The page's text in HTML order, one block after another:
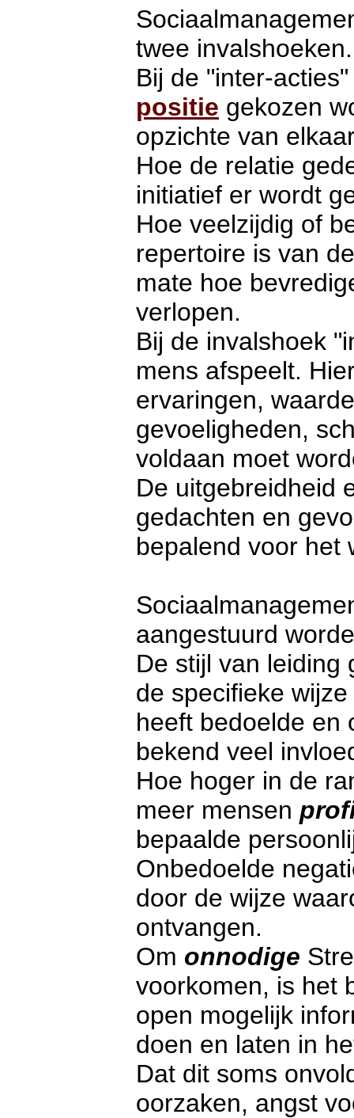
twee invalshoeken.
Bij de "inter-
positie gekozen
opzichte van
Hoe de relatie
initiatief er wordt
Hoe veelzijdig of
repertoire is van
mate hoe
verlopen.
Bij de invalshoek
mens afspeelt.
ervaringen,
gevoeligheden,
voldaan moet
De uitgebreidheid
gedachten en
bepalend voor het
aangestuurd
De stijl van leiding
de specifieke
heeft bedoelde en
bekend veel
Hoe hoger in de
meer mensen
bepaalde
Onbedoelde
door de wijze
ontvangen.
Om onnodige
voorkomen, is het
open mogelijk
doen en laten in
Dat dit soms
oorzaken, angst